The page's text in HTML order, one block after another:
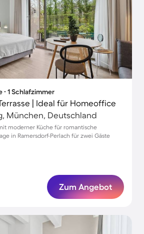
∙ 1 Schlafzimmer
| Ideal für Homeoffice
München, Deutschland
moderner Küche für romantische
in Ramersdorf-Perlach für zwei Gäste
Zum Angebot